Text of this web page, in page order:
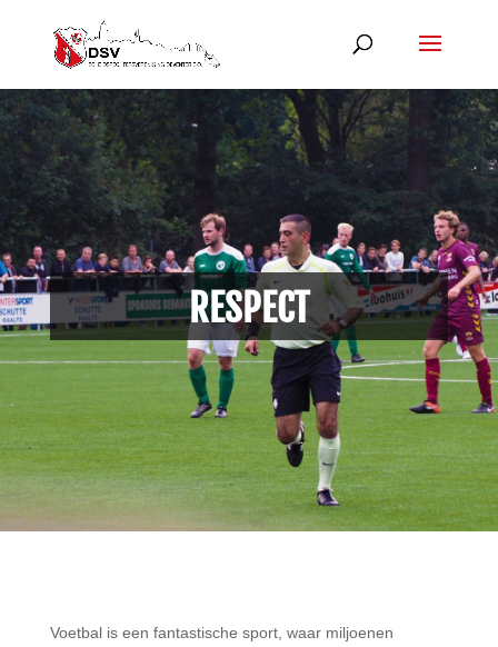
RESPECT
Voetbal is een fantastische sport, waar miljoenen